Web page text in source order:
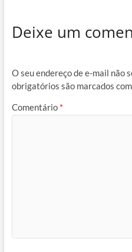
Deixe um
O seu endereço de e-mail não
obrigatórios são marcados com
Comentário *